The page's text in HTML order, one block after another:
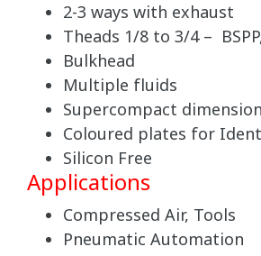
2-3 ways with exhaust
Theads 1/8 to 3/4 –
Bulkhead
Multiple fluids
Supercompact dimension
Coloured plates for
Silicon Free
Applications
Compressed Air, Tools
Pneumatic Automation